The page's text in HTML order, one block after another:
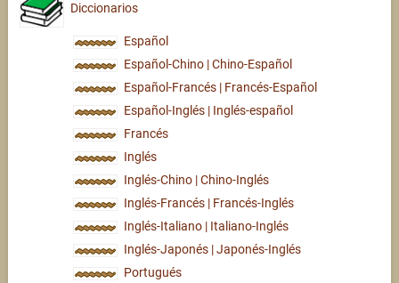
Diccionarios
Español
Español-Chino | Chino-Español
Español-Francés | Francés-Español
Español-Inglés | Inglés-español
Francés
Inglés
Inglés-Chino | Chino-Inglés
Inglés-Francés | Francés-Inglés
Inglés-Italiano | Italiano-Inglés
Inglés-Japonés | Japonés-Inglés
Portugués